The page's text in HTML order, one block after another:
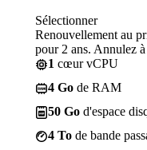
Sélectionner
Renouvellement au
pour 2 ans. Annulez
1 cœur vCPU
4 Go de RAM
50 Go d'espace
4 To de bande